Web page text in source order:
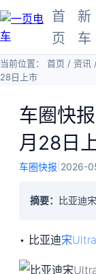
首
页
新
车
当前位置： 首页 / 资讯
28日上市
车圈快
月28日
车圈快报 2026-
摘要： 比亚迪
• 比亚迪宋